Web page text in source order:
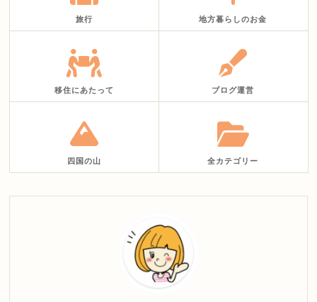
旅行 地方暮らしのお金
移住にあたって ブログ運営
四国の山 全カテゴリー